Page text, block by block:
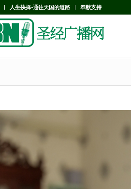
人生抉择-通往天国的道路 奉献支持